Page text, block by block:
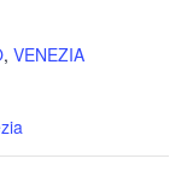
, VENEZIA